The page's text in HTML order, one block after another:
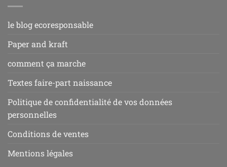
le blog ecoresponsable
Paper and kraft
comment ça marche
Textes faire-part naissance
Politique de confidentialité de vos données
personnelles
Conditions de ventes
Mentions légales